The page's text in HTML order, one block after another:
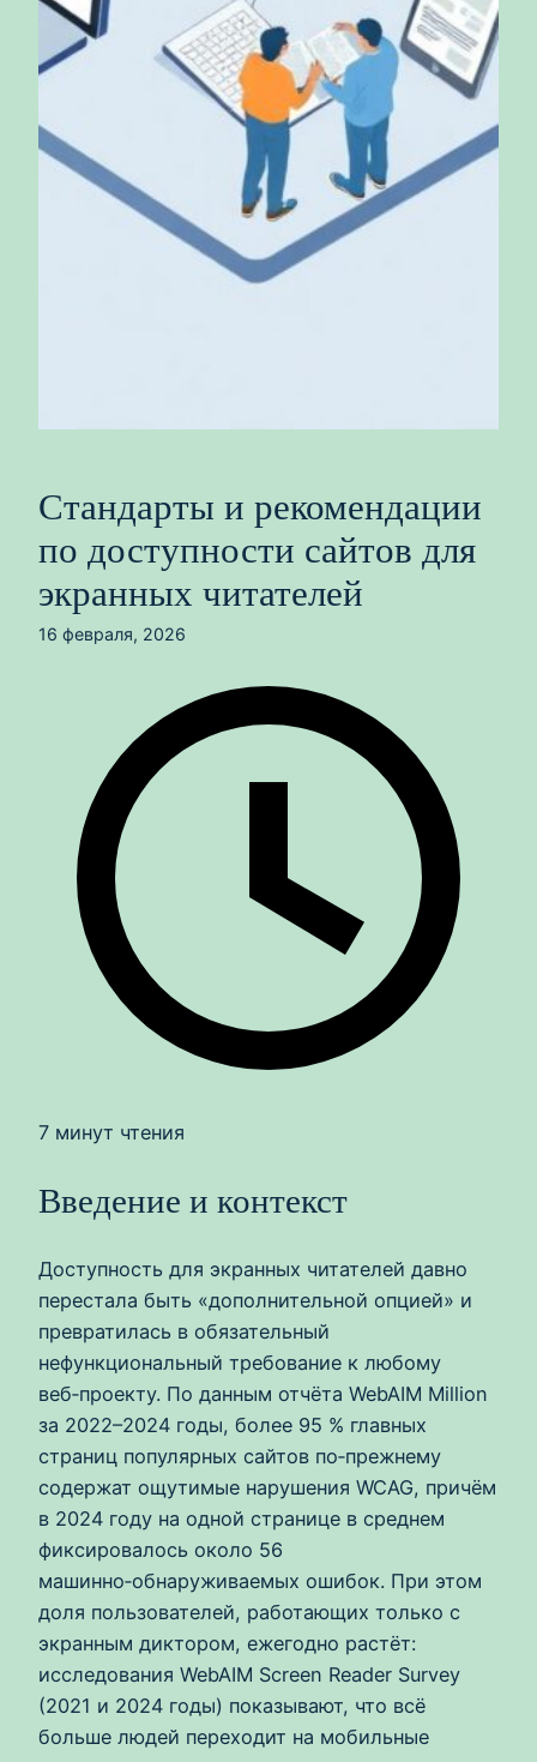
Стандарты и рекомендации
по доступности сайтов для
экранных читателей
16 февраля, 2026
7 минут чтения
Введение и контекст
Доступность для экранных читателей давно
перестала быть «дополнительной опцией» и
превратилась в обязательный
нефункциональный требование к любому
веб‑проекту. По данным отчёта WebAIM Million
за 2022–2024 годы, более 95 % главных
страниц популярных сайтов по‑прежнему
содержат ощутимые нарушения WCAG, причём
в 2024 году на одной странице в среднем
фиксировалось около 56
машинно‑обнаруживаемых ошибок. При этом
доля пользователей, работающих только с
экранным диктором, ежегодно растёт:
исследования WebAIM Screen Reader Survey
(2021 и 2024 годы) показывают, что всё
больше людей переходит на мобильные